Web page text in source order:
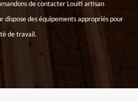
de contacter Louiti artisan
dispose des équipements appropriés pour
de travail.